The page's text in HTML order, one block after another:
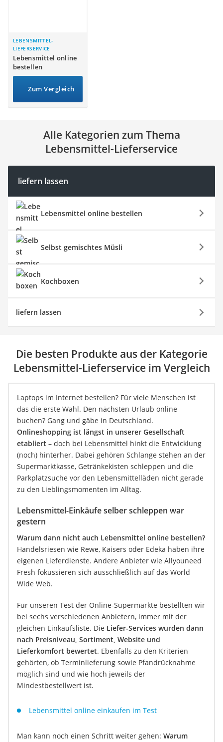
Ticketportale
Kündigungsservice
Service
LEBENSMITTEL-
LIEFERSERVICE
Lebensmittel online
bestellen
Zum Vergleich
Alle Kategorien zum Thema
Lebensmittel-Lieferservice
liefern lassen
Lebensmittel online bestellen
Selbst gemischtes Müsli
Kochboxen
liefern lassen
Die besten Produkte aus der Kategorie
Lebensmittel-Lieferservice im Vergleich
Laptops im Internet bestellen? Für viele Menschen ist
das die erste Wahl. Den nächsten Urlaub online
buchen? Gang und gäbe in Deutschland.
Onlineshopping ist längst in unserer Gesellschaft
etabliert – doch bei Lebensmittel hinkt die Entwicklung
(noch) hinterher. Dabei gehören Schlange stehen an der
Supermarktkasse, Getränkekisten schleppen und die
Parkplatzsuche vor den Lebensmittelläden nicht gerade
zu den Lieblingsmomenten im Alltag.
Lebensmittel-Einkäufe selber schleppen war
gestern
Warum dann nicht auch Lebensmittel online bestellen?
Handelsriesen wie Rewe, Kaisers oder Edeka haben ihre
eigenen Lieferdienste. Andere Anbieter wie Allyouneed
Fresh fokussieren sich ausschließlich auf das World
Wide Web.
Für unseren Test der Online-Supermärkte bestellten wir
bei sechs verschiedenen Anbietern, immer mit der
gleichen Einkaufsliste. Die Liefer-Services wurden dann
nach Preisniveau, Sortiment, Website und
Lieferkomfort bewertet. Ebenfalls zu den Kriterien
gehörten, ob Terminlieferung sowie Pfandrücknahme
möglich sind und wie hoch jeweils der
Mindestbestellwert ist.
Lebensmittel online einkaufen im Test
Man kann noch einen Schritt weiter gehen: Warum